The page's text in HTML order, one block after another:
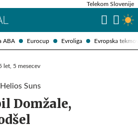
ABA Eurocup Evroliga Evropska
Telekom Slovenije
let, 5 mesecev
Suns
Domžale,